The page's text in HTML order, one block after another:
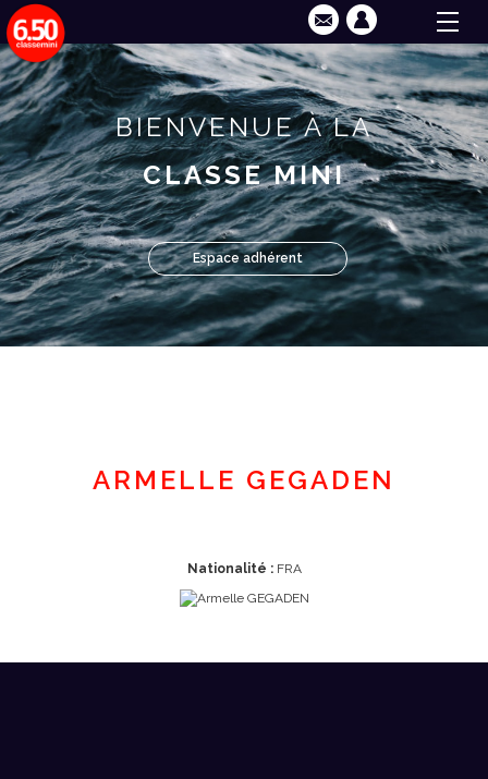
BIENVENUE À LA
CLASSE MINI
Espace adhérent
ARMELLE GEGADEN
Nationalité :FRA